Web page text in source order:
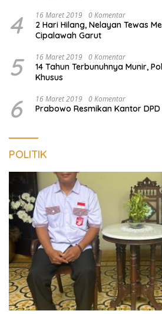
4 16 Maret 2019 0 Komentar
2 Hari Hilang, Nelayan Tewas
Cipalawah Garut
5 16 Maret 2019 0 Komentar
14 Tahun Terbunuhnya Munir,
Khusus
6 16 Maret 2019 0 Komentar
Prabowo Resmikan Kantor
POLITIK